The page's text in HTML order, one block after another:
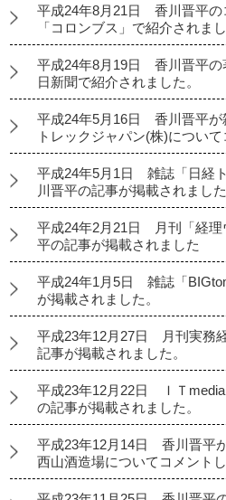
平成24年8月21日 香川晋平の
「コロンブス」で紹介されまし
平成24年8月19日 香川晋平の
日新聞で紹介されました。
平成24年5月16日 香川晋平が
トレックジャパン(株)について
平成24年5月1日 雑誌「日経
川晋平の記事が掲載されました
平成24年2月21日 月刊「経理
平の記事が掲載されました
平成24年1月5日 雑誌「
が掲載されました。
平成23年12月27日 月刊実務
記事が掲載されました。
平成23年12月22日 ＩＴ
の記事が掲載されました。
平成23年12月14日 香川晋平
西山酒造場についてコメントし